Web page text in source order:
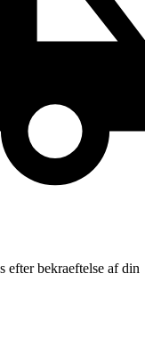
efter bekraeftelse af din